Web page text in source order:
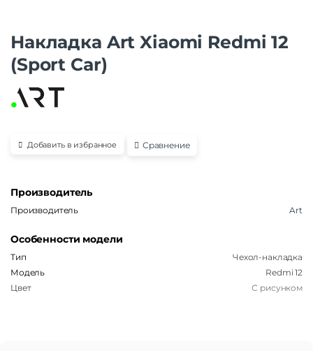
Накладка Art Xiaomi Redmi 12
(Sport Car)
Добавить в избранное Сравнение
Производитель
Производитель Art
Особенности модели
Тип
Чехол-накладка
Модель
Redmi 12
Цвет
С рисунком